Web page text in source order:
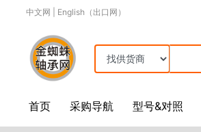
中文网 English（出口网）
首页 采购导航 型号&对照